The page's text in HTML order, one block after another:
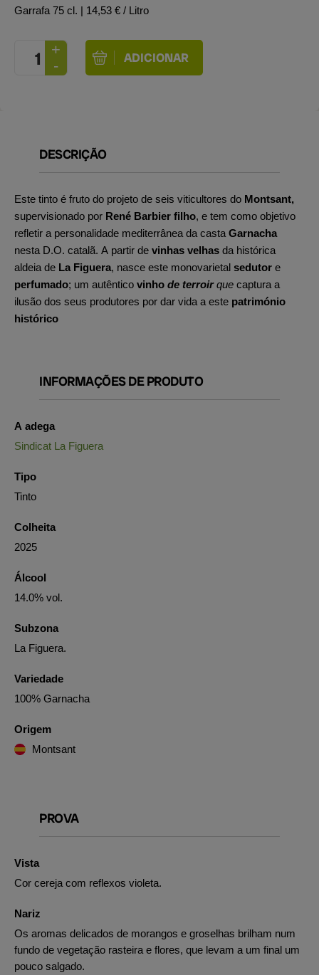
Garrafa 75 cl. | 14,53 € / Litro
DESCRIÇÃO
Este tinto é fruto do projeto de seis viticultores do Montsant,
supervisionado por René Barbier filho, e tem como objetivo
refletir a personalidade mediterrânea da casta Garnacha
nesta D.O. catalã. A partir de vinhas velhas da histórica
aldeia de La Figuera, nasce este monovarietal sedutor e
perfumado; um autêntico vinho de terroirque captura a
ilusão dos seus produtores por dar vida a este património
histórico
INFORMAÇÕES DE PRODUTO
A adega
Sindicat La Figuera
Tipo
Tinto
Colheita
2025
Álcool
14.0% vol.
Subzona
La Figuera.
Variedade
100% Garnacha
Origem
Montsant
PROVA
Vista
Cor cereja com reflexos violeta.
Nariz
Os aromas delicados de morangos e groselhas brilham num
fundo de vegetação rasteira e flores, que levam a um final um
pouco salgado.